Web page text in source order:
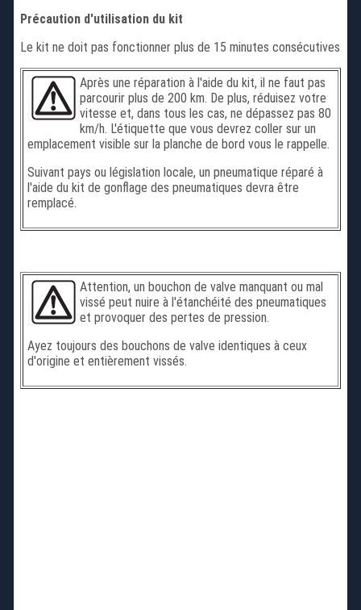
Précaution d'utilisation du kit
Le kit ne doit pas fonctionner plus de 15 minutes consécutives
Après une réparation à l'aide du kit, il ne faut pas
parcourir plus de 200 km. De plus, réduisez votre
vitesse et, dans tous les cas, ne dépassez pas 80
km/h. L'étiquette que vous devrez coller sur un
emplacement visible sur la planche de bord vous le rappelle.
Suivant pays ou législation locale, un pneumatique réparé à
l'aide du kit de gonflage des pneumatiques devra être
remplacé.
Attention, un bouchon de valve manquant ou mal
vissé peut nuire à l'étanchéité des pneumatiques
et provoquer des pertes de pression.
Ayez toujours des bouchons de valve identiques à ceux
d'origine et entièrement vissés.